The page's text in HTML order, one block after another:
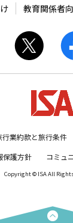
教育関係者
行業約款と旅行条件
保護方針
コミュ
Copyright © ISA All